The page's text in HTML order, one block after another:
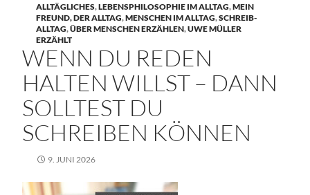
ALLTÄGLICHES,LEBENSPHILOSOPHIE IM ALLTAG,MEIN
FREUND, DER ALLTAG,MENSCHEN IM ALLTAG,SCHREIB-
ALLTAG,ÜBER MENSCHEN ERZÄHLEN,UWE MÜLLER
ERZÄHLT
WENN DU REDEN
HALTEN WILLST – DANN
SOLLTEST DU
SCHREIBEN KÖNNEN
9. JUNI 2026